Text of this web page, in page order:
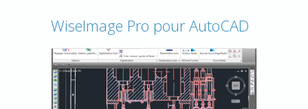
WiseImage Pro pour AutoCAD